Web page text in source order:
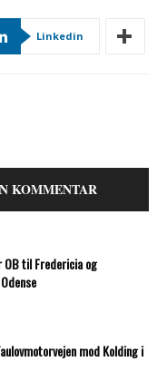
Linkedin
KOMMENTAR
til Fredericia og
mod Kolding i